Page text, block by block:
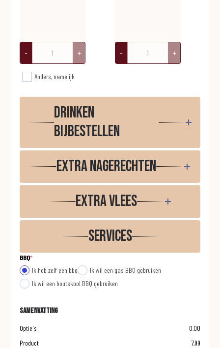
- + - +
Anders, namelijk
Drinken
bijbestellen
Extra nagerechten
Extra vlees
Services
BBQ*
Ik heb zelf een bbq
Ik wil een gas BBQ gebruiken
Ik wil een houtskool BBQ gebruiken
Samenvatting
Optie's
0,00
Product
7,99